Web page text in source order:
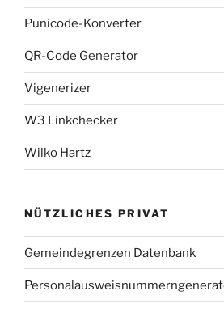
Punicode-Konverter
QR-Code Generator
Vigenerizer
W3 Linkchecker
Wilko Hartz
NÜTZLICHES PRIVAT
Gemeindegrenzen Datenbank